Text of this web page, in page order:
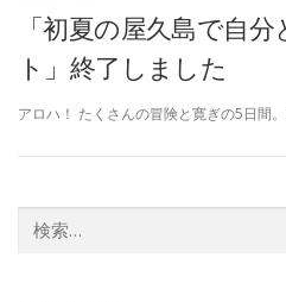
「初夏の屋久島で自
ト」終了しました
アロハ！ たくさんの冒険と寛ぎの5日間
検索: